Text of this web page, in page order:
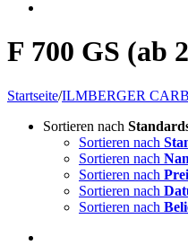
F 700 GS (ab
Startseite/ILMBERGER
Sortieren nach
Sortieren nach
Sortieren nach
Sortieren nach
Sortieren nach
Sortieren nach